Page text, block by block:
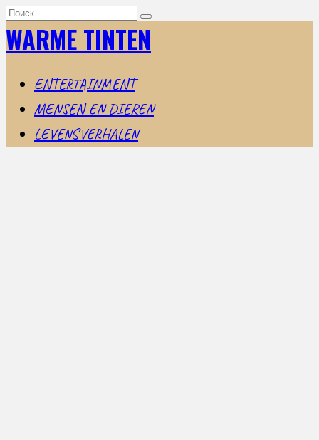
Перейти
к
содержанию
Search
for:
WARME TINTEN
ENTERTAINMENT
MENSEN EN DIEREN
LEVENSVERHALEN